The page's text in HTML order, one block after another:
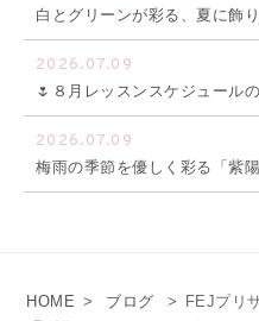
白とグリーンが彩る、夏に飾
2026.07.09
🌷８月レッスンスケジュール
2026.07.09
梅雨の季節を優しく彩る「紫
HOME > ブログ > FEJプリ